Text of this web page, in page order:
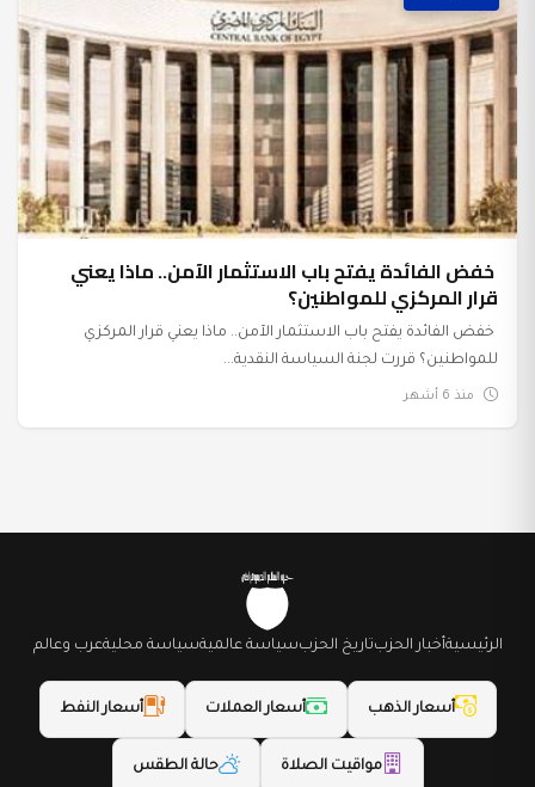
خفض الفائدة يفتح باب الاستثمار الآمن.. ماذا يعني
قرار المركزي للمواطنين؟
خفض الفائدة يفتح باب الاستثمار الآمن.. ماذا يعني قرار المركزي
للمواطنين؟ قررت لجنة السياسة النقدية...
منذ 6 أشهر
الرئيسيةأخبار الحزبتاريخ الحزبسياسة عالميةسياسة محليةعرب وعالم
أسعار الذهب أسعار العملات أسعار النفط
مواقيت الصلاة حالة الطقس